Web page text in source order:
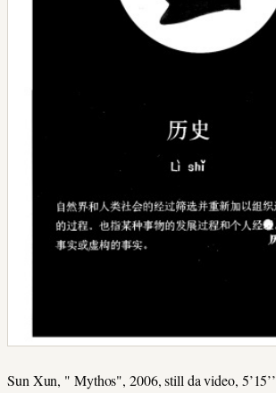
Sun Xun, " Mythos", 2006, still da video, 5’15’’